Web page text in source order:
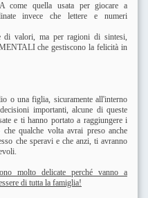
come quella usata per giocare a
invece che lettere e numeri
di valori, ma per ragioni di sintesi,
che gestiscono la felicità in
o una figlia, sicuramente all'interno
importanti, alcune di queste
e ti hanno portato a raggiungere i
qualche volta avrai preso anche
che speravi e che anzi, ti avranno
molto delicate perché vanno a
di tutta la famiglia!